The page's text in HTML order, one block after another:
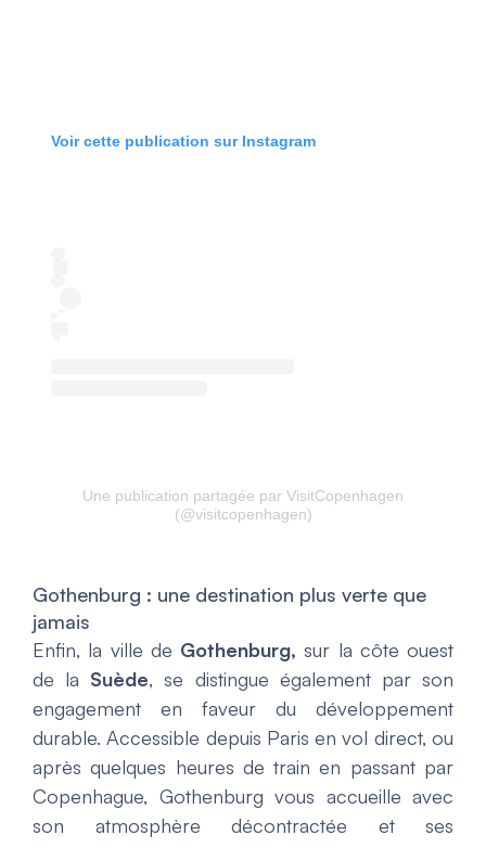
Voir cette publication sur Instagram
Une publication partagée par VisitCopenhagen
(@visitcopenhagen)
Gothenburg : une destination plus verte que
jamais
Enfin, la ville de Gothenburg, sur la côte ouest
de la Suède, se distingue également par son
engagement en faveur du développement
durable. Accessible depuis Paris en vol direct, ou
après quelques heures de train en passant par
Copenhague, Gothenburg vous accueille avec
son atmosphère décontractée et ses